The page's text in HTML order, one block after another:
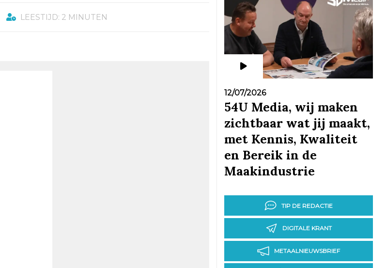
LEESTIJD: 2 MINUTEN
12/07/2026
54U Media, wij maken
zichtbaar wat jij maakt,
met Kennis, Kwaliteit
en Bereik in de
Maakindustrie
TIP DE REDACTIE
DIGITALE KRANT
METAALNIEUWSBRIEF